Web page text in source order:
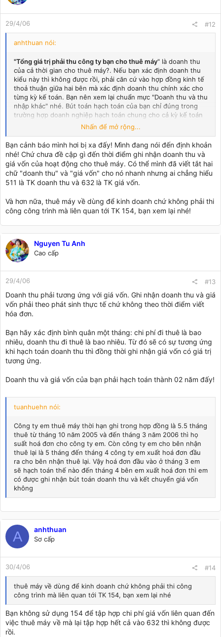
29/4/06 #12
anhthuan nói:
"Tổng giá trị phải thu công ty bạn cho thuê máy" là doanh thu
của cả thời gian cho thuê máy?. Nếu bạn xác định doanh thu
kiểu này thì không được rồi, phải căn cứ vào hợp đồng kinh tế
thoả thuận giữa hai bên mà xác định doanh thu chính xác cho
từng kỳ kế toán. Bạn nên xem lại chuẩn mực "Doanh thu và thu
nhập khác" nhé. Bút toán hạch toán của bạn chỉ đúng trong
trường hợp doanh nghiệp hạch toán chung cho cả kỳ kế toán
là toàn bộ thời gian thuê máy và cho thuê máy
Giá vốn phải được xác định theo tỷ lệ doanh thu hoàn thành.
Tóm gọn toàn bộ giá vốn theo kiểu này là không ổn rồi. Nếu
trong tháng doanh thu là 100% tổng trị giá HĐ thì giá vốn là
"Tổng giá trị phải trả công ty bạn đã thuê máy của họ" . Vấn đề là
thoả thuận trên HĐ thuê máy ra sao, doanh thu phát sinh thế
được. Trên thực tế bút toán đưa giá vốn vào 632 sẽ không ảnh
hưởng gì đến kết quả kinh doanh, nhưng no sẽ không đảm
thu kéo dài sang 2-3 kỳ thì có vấn đề to rồi. Trước tiên bạn
phải tập hợp chi phí thuê máy vào 154, sau đó căn cứ vào
doanh thu phát sinh để đưa sang 632 theo tỷ lệ doanh thu
Nhấn để mở rộng...
Bạn cảnh báo mình hơi bị xa đấy! Mình đang nói đến định khoản
nhé! Chứ chưa đề cập gì đến thời điểm ghi nhận doanh thu và
giá vốn của hoạt động cho thuê máy. Có thể mình đã viết tắt hai
chữ "doanh thu" và "giá vốn" cho nó nhanh nhưng ai chẳng hiểu
511 là TK doanh thu và 632 là TK giá vốn.
Và hơn nữa, thuê máy về dùng để kinh doanh chứ không phải thi
công công trình mà liên quan tới TK 154, bạn xem lại nhé!
Nguyen Tu Anh
Cao cấp
29/4/06 #13
Doanh thu phải tương ứng với giá vốn. Ghi nhận doanh thu và giá
vốn phải theo phát sinh thực tế chứ không theo thời điểm viết
hóa đơn.
Bạn hãy xác định bình quân một tháng: chi phí đi thuê là bao
nhiêu, doanh thu đi thuê là bao nhiêu. Từ đó sẽ có sự tương ứng
khi hạch toán doanh thu thì đồng thời ghi nhận giá vốn có giá trị
tương ứng.
Doanh thu và giá vốn của bạn phải hạch toán thành 02 năm đấy!
tuanhuehn nói:
Công ty em thuê máy thời hạn ghi trong hợp đồng là 5.5 tháng
thuê từ tháng 10 năm 2005 và đến tháng 3 năm 2006 thì họ
suất hoá đơn cho công ty em. Còn công ty em cho bên nhận
thuê lại là 5 tháng đến tháng 4 công ty em xuất hoá đơn đầu
ra cho bên nhận thuê lại. Vậy hoá đơn đầu vào ở tháng 3 em
sẽ hạch toán thế nào đến tháng 4 bên em xuất hoá đơn thì em
có được ghi nhận bút toán doanh thu và kết chuyển giá vốn
không
A anhthuan
Sơ cấp
30/4/06 #14
thuê máy về dùng để kinh doanh chứ không phải thi công
công trình mà liên quan tới TK 154, bạn xem lại nhé
Bạn không sử dụng 154 để tập hợp chi phí giá vốn liên quan đến
việc thuê máy về mà lại tập hợp hết cả vào 632 thì không được
rồi.